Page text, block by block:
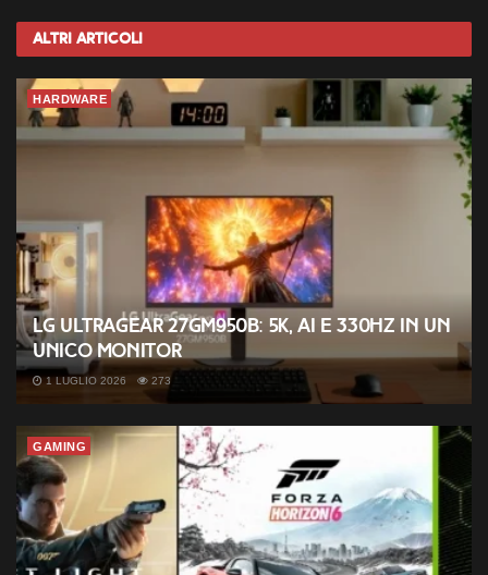
Altri Articoli
HARDWARE
LG UltraGear 27GM950B: 5K, AI e 330Hz in un
unico monitor
1 LUGLIO 2026 273
GAMING